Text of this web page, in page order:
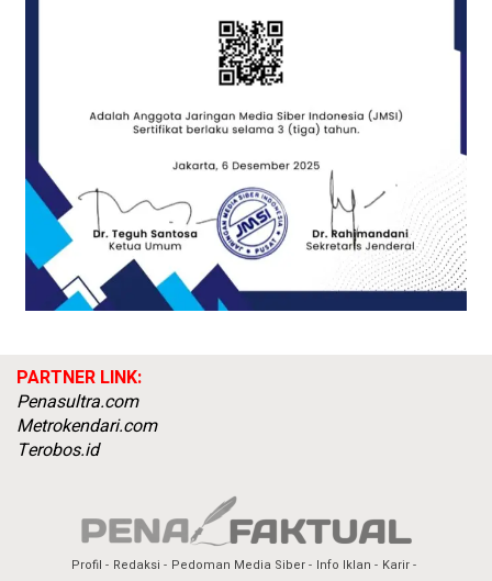
PARTNER LINK:
Penasultra.com
Metrokendari.com
Terobos.id
Profil Redaksi Pedoman Media Siber Info Iklan
Karir